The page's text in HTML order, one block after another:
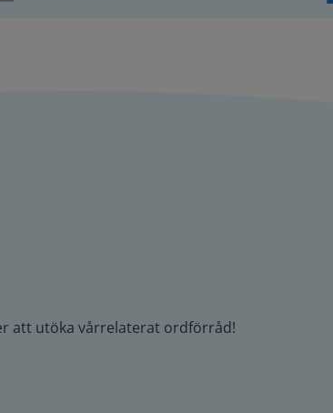
att utöka vårrelaterat ordförråd!